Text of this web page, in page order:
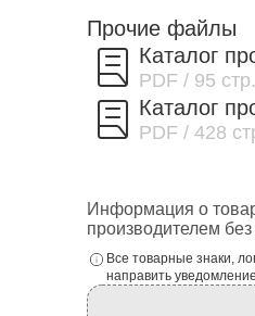
Прочие файлы
Каталог
PDF / 95 стр.
Каталог
PDF / 428
Информация о
производителем
Все товарные знаки,
направить